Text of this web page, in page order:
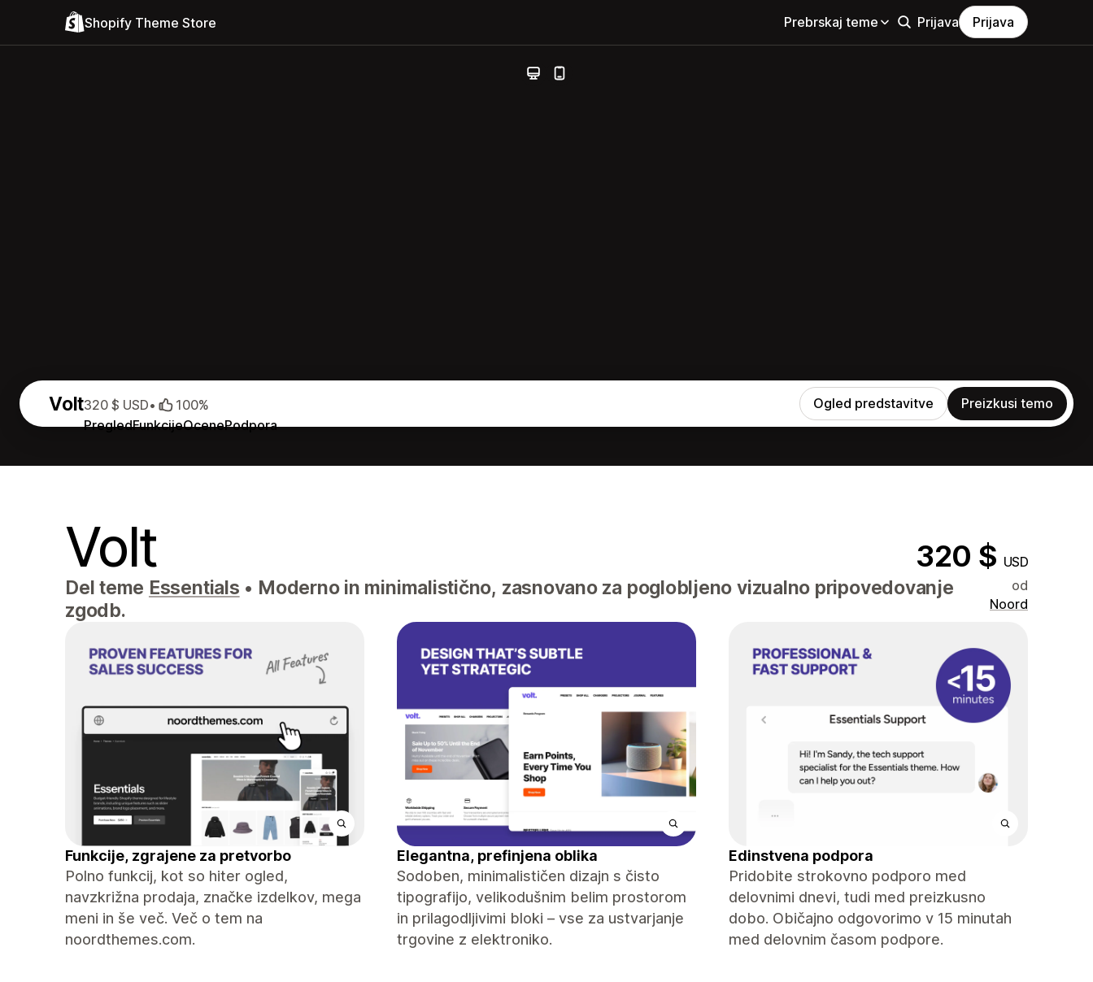
Shopify Theme Store Prebrskaj teme Prijava Prijava
Volt
PregledFunkcijeOcenePodpora
320 $ USD• 100% Ogled predstavitve Preizkusi temo
Volt 320 $ USD
Del teme Essentials • Moderno in minimalistično, zasnovano za poglobljeno vizualno pripovedovanje
zgodb.
od
Noord
Funkcije, zgrajene za pretvorbo
Polno funkcij, kot so hiter ogled,
navzkrižna prodaja, značke izdelkov, mega
meni in še več. Več o tem na
noordthemes.com.
Elegantna, prefinjena oblika
Sodoben, minimalističen dizajn s čisto
tipografijo, velikodušnim belim prostorom
in prilagodljivimi bloki – vse za ustvarjanje
trgovine z elektroniko.
Edinstvena podpora
Pridobite strokovno podporo med
delovnimi dnevi, tudi med preizkusno
dobo. Običajno odgovorimo v 15 minutah
med delovnim časom podpore.